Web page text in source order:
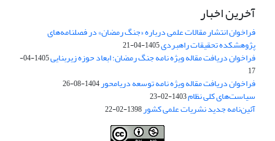
آخرین اخبار
فراخوان انتشار مقالات علمی درباره «جنگ رمضان» در فصلنامه‌های
پژوهشکده تحقیقات راهبردی1405-04-21
فراخوان دریافت مقاله ویژه نامه جنگ رمضان؛ ابعاد حوزه زیربنایی
1405-04-
17
فراخوان دریافت مقاله ویژه نامه توسعه دریامحور1404-08-26
سیاست‌های کلی نظام1403-02-23
آئین‌نامه جدید نشریات علمی کشور1398-02-22